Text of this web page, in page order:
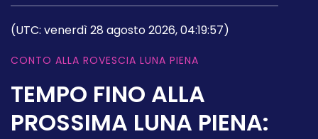
(UTC: venerdì 28 agosto 2026, 04:19:57)
CONTO ALLA ROVESCIA LUNA PIENA
TEMPO FINO ALLA
PROSSIMA LUNA PIENA: